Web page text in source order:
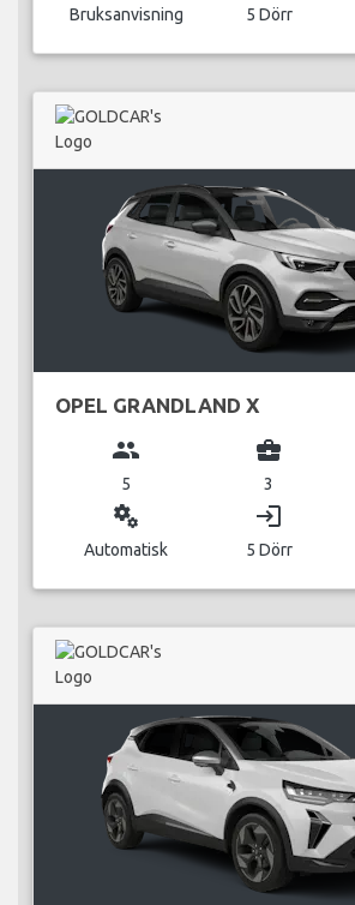
Bruksanvisning 5 Dörr
OPEL GRANDLAND X
group
5
business_center
3
miscellaneous_services
Automatisk
login
5 Dörr